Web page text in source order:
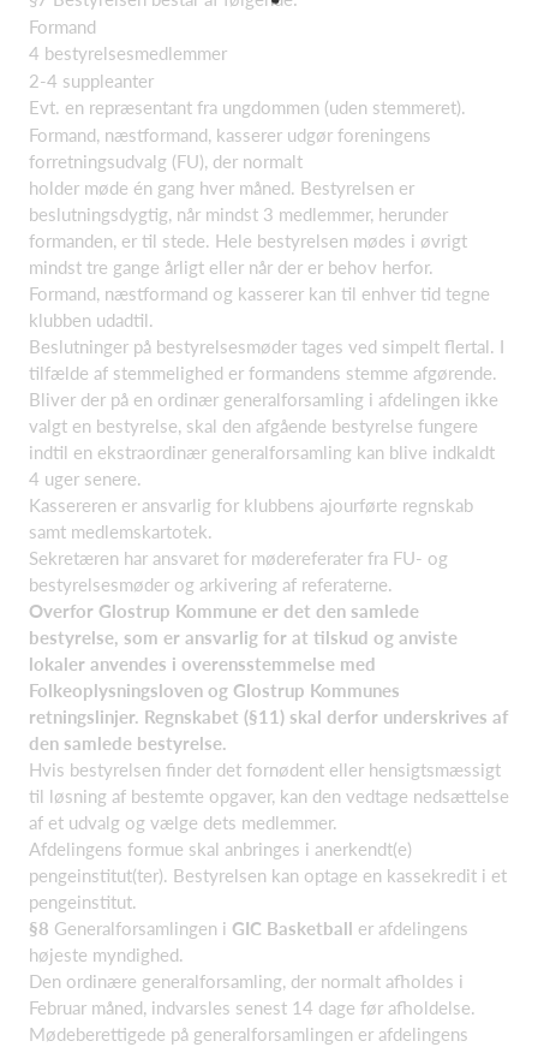
Formand
4 bestyrelsesmedlemmer
2-4 suppleanter
Evt. en repræsentant fra ungdommen (uden stemmeret).
Formand, næstformand, kasserer udgør foreningens
forretningsudvalg (FU), der normalt
holder møde én gang hver måned. Bestyrelsen er
beslutningsdygtig, når mindst 3 medlemmer, herunder
formanden, er til stede. Hele bestyrelsen mødes i øvrigt
mindst tre gange årligt eller når der er behov herfor.
Formand, næstformand og kasserer kan til enhver tid tegne
klubben udadtil.
Beslutninger på bestyrelsesmøder tages ved simpelt flertal. I
tilfælde af stemmelighed er formandens stemme afgørende.
Bliver der på en ordinær generalforsamling i afdelingen ikke
valgt en bestyrelse, skal den afgående bestyrelse fungere
indtil en ekstraordinær generalforsamling kan blive indkaldt
4 uger senere.
Kassereren er ansvarlig for klubbens ajourførte regnskab
samt medlemskartotek.
Sekretæren har ansvaret for mødereferater fra FU- og
bestyrelsesmøder og arkivering af referaterne.
Overfor Glostrup Kommune er det den samlede
bestyrelse, som er ansvarlig for at tilskud og anviste
lokaler anvendes i overensstemmelse med
Folkeoplysningsloven og Glostrup Kommunes
retningslinjer. Regnskabet (§11) skal derfor underskrives af
den samlede bestyrelse.
Hvis bestyrelsen finder det fornødent eller hensigtsmæssigt
til løsning af bestemte opgaver, kan den vedtage nedsættelse
af et udvalg og vælge dets medlemmer.
Afdelingens formue skal anbringes i anerkendt(e)
pengeinstitut(ter). Bestyrelsen kan optage en kassekredit i et
pengeinstitut.
§8 Generalforsamlingen i GIC Basketball er afdelingens
højeste myndighed.
Den ordinære generalforsamling, der normalt afholdes i
Februar måned, indvarsles senest 14 dage før afholdelse.
Mødeberettigede på generalforsamlingen er afdelingens